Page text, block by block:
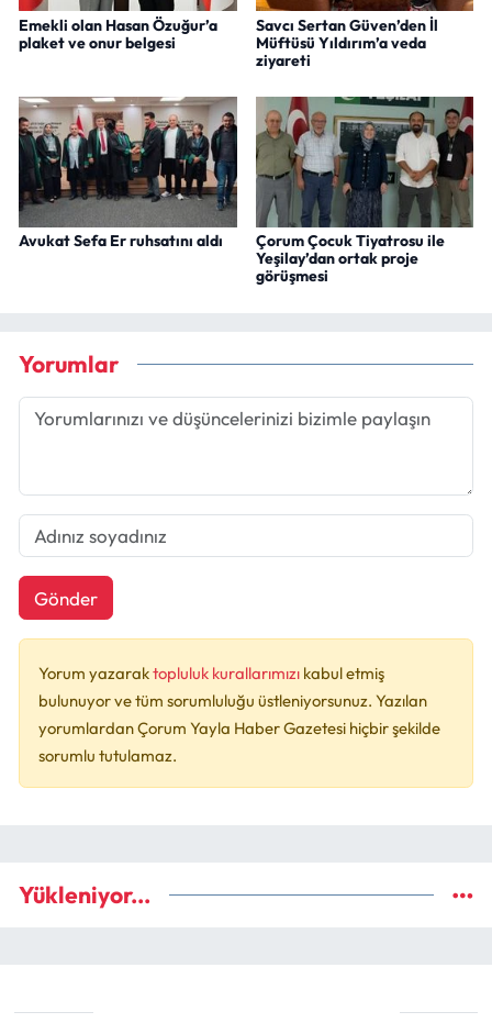
Emekli olan Hasan Özuğur’a
plaket ve onur belgesi
Savcı Sertan Güven’den İl
Müftüsü Yıldırım’a veda
ziyareti
Avukat Sefa Er ruhsatını aldı
Çorum Çocuk Tiyatrosu ile
Yeşilay’dan ortak proje
görüşmesi
Yorumlar
Gönder
Yorum yazaraktopluluk kurallarımızı kabul etmiş
bulunuyor ve tüm sorumluluğu üstleniyorsunuz. Yazılan
yorumlardan Çorum Yayla Haber Gazetesi hiçbir şekilde
sorumlu tutulamaz.
Yükleniyor...